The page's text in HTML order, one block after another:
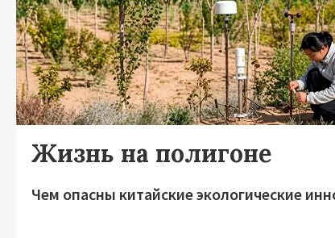
Жизнь на полигоне
Чем опасны китайские экологические